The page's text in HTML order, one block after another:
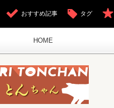
HOME
おすすめ記事 タグ